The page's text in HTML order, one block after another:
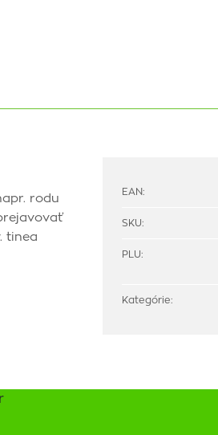
rodu
tinea
EAN:
SKU:
PLU:
Kategórie: